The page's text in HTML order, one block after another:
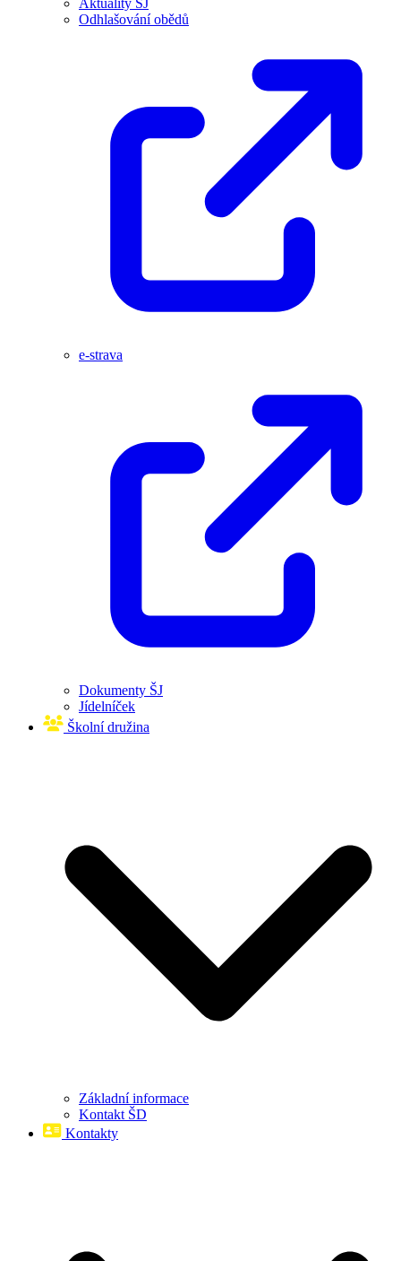
Aktuality ŠJ
Odhlašování obědů
e-strava
Dokumenty ŠJ
Jídelníček
Školní družina
Základní informace
Kontakt ŠD
Kontakty